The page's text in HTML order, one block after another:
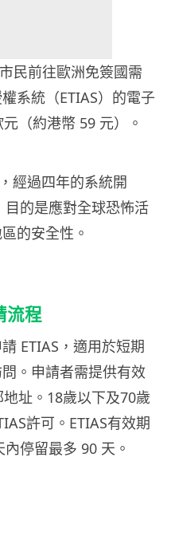
民前往歐洲免簽國需
系統（ETIAS）的電子
（約港幣 59 元）。
經過四年的系統開
的是應對全球恐怖活
的安全性。
流程
請 ETIAS，適用於短期
。申請者需提供有效
址。18歲以下及70歲
許可。ETIAS有效期
停留最多 90 天。